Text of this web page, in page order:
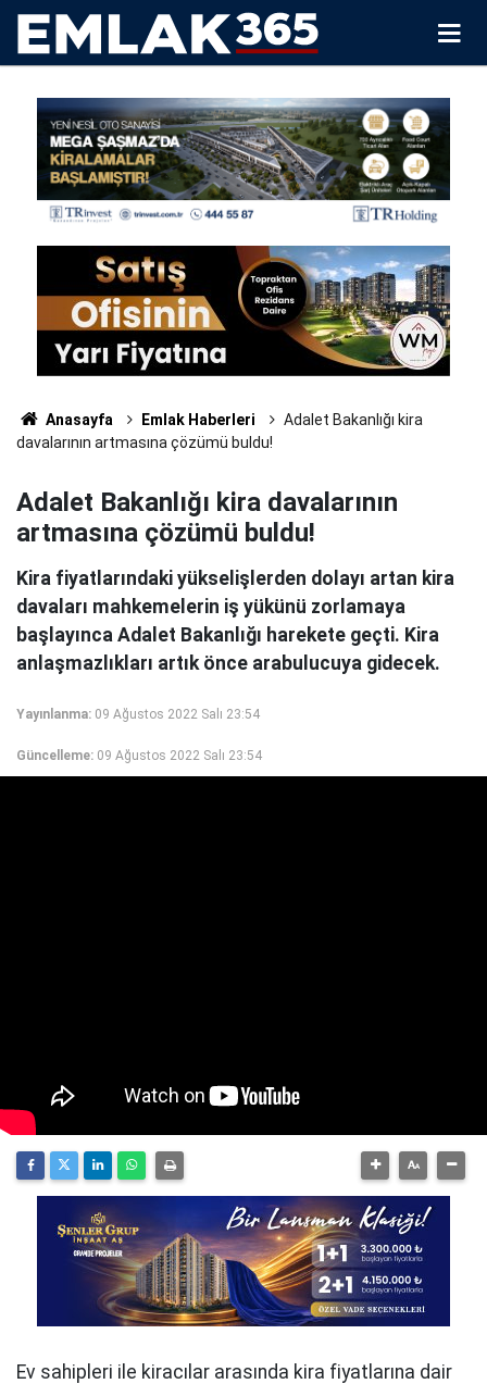
Anasayfa Emlak Haberleri
Adalet Bakanlığı kira
davalarının artmasına çözümü buldu!
Adalet Bakanlığı kira davalarının
artmasına çözümü buldu!
Kira fiyatlarındaki yükselişlerden dolayı artan kira
davaları mahkemelerin iş yükünü zorlamaya
başlayınca Adalet Bakanlığı harekete geçti. Kira
anlaşmazlıkları artık önce arabulucuya gidecek.
Yayınlanma: 09 Ağustos 2022 Salı 23:54
Güncelleme: 09 Ağustos 2022 Salı 23:54
Ev sahipleri ile kiracılar arasında kira fiyatlarına dair